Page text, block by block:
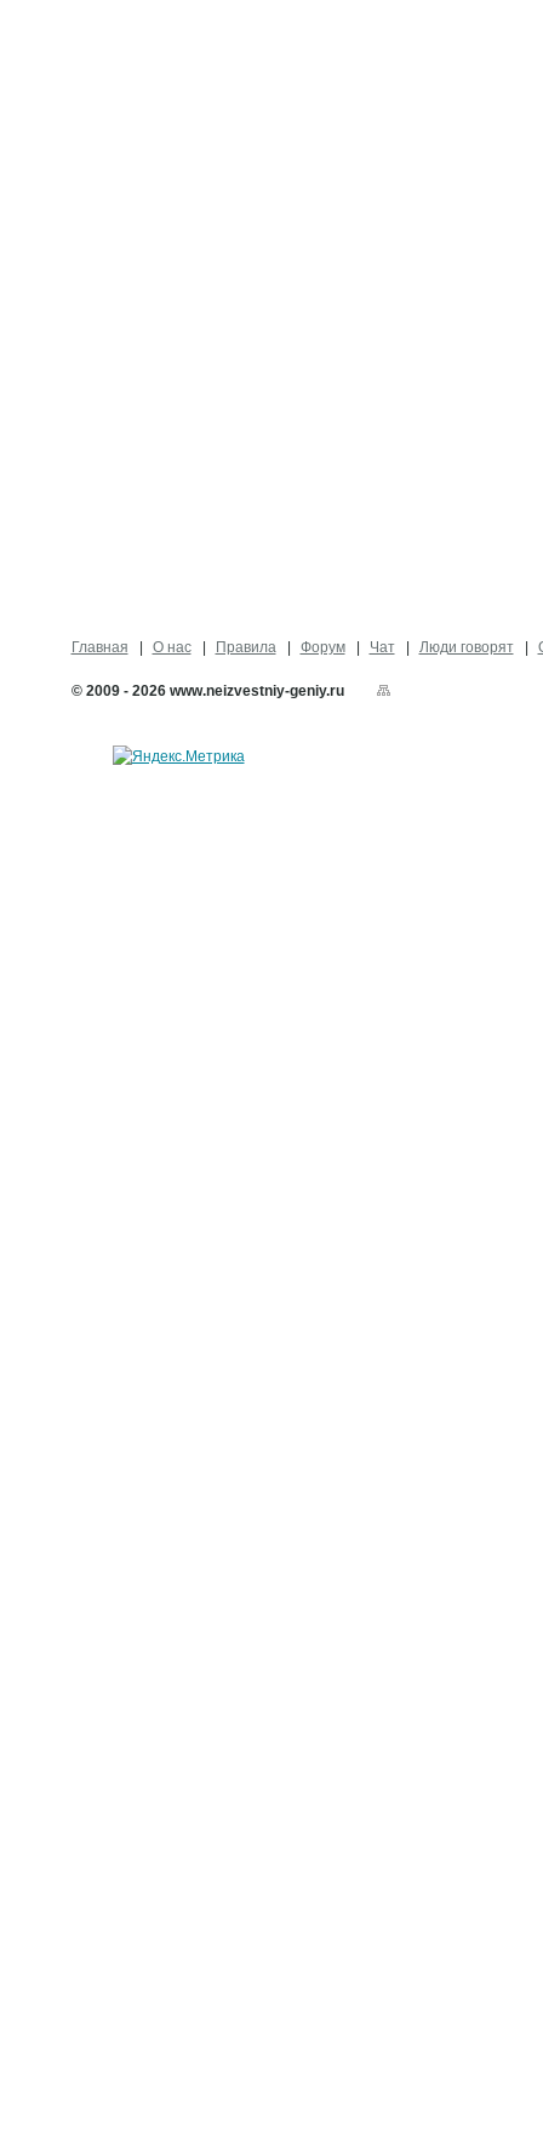
Главная О нас Правила Форум Чат Люди говорят
© 2009 - 2026 www.neizvestniy-geniy.ru
Карта сайта